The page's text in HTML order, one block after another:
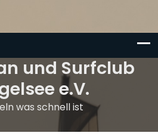
und Surfclub
e.V.
was schnell ist